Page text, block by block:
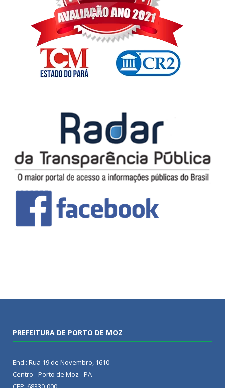
PREFEITURA DE PORTO DE MOZ
End.: Rua 19 de Novembro, 1610
Centro - Porto de Moz - PA